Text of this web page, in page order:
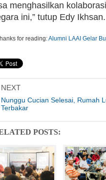
menghasilkan
ini,” tutup Edy
for reading:Alumni LAAI Gelar
NEXT
Nunggu Cucian Selesai, Rumah
Terbakar
POSTS: